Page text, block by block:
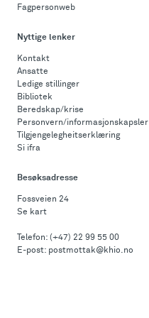
Fagpersonweb
Nyttige lenker
Kontakt
Ansatte
Ledige stillinger
Bibliotek
Beredskap/krise
Personvern/informasjonskapsler
Tilgjengelegheitserklæring
Si ifra
Besøksadresse
Fossveien 24
Se kart
Telefon: (+47) 22 99 55 00
E-post: postmottak@khio.no